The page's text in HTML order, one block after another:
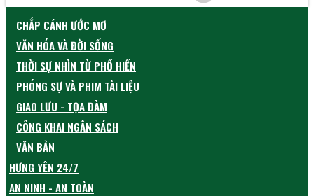
CHẮP CÁNH ƯỚC MƠ
VĂN HÓA VÀ ĐỜI SỐNG
THỜI SỰ NHÌN TỪ PHỐ HIẾN
PHÓNG SỰ VÀ PHIM TÀI LIỆU
GIAO LƯU - TỌA ĐÀM
CÔNG KHAI NGÂN SÁCH
VĂN BẢN
HƯNG YÊN 24/7
AN NINH - AN TOÀN